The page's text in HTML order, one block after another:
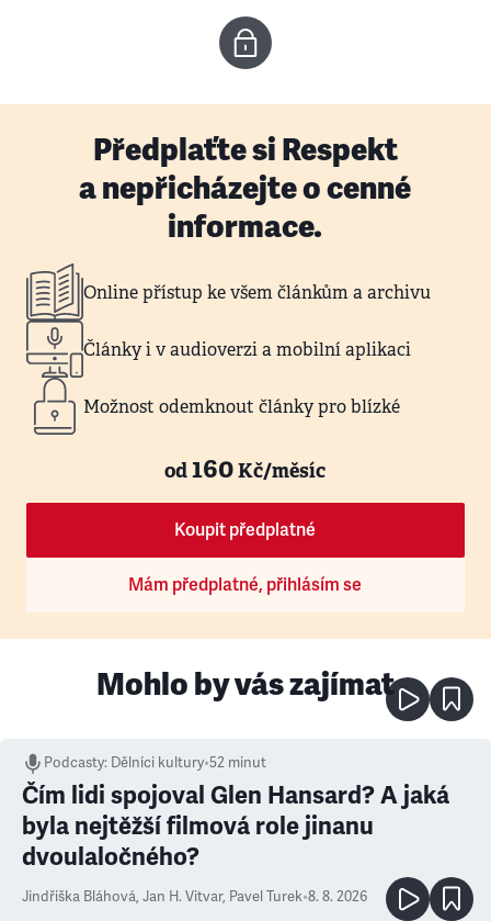
Předplaťte si Respekt
a nepřicházejte o cenné
informace.
Online přístup ke všem článkům a archivu
Články i v audioverzi a mobilní aplikaci
Možnost odemknout články pro blízké
od160Kč/měsíc
Koupit předplatné
Mám předplatné, přihlásím se
Mohlo by vás zajímat
Podcasty: Dělníci kultury•52 minut
Čím lidi spojoval Glen Hansard? A jaká
byla nejtěžší filmová role jinanu
dvoulaločného?
Jindřiška Bláhová, Jan H. Vitvar, Pavel Turek•8. 8. 2026